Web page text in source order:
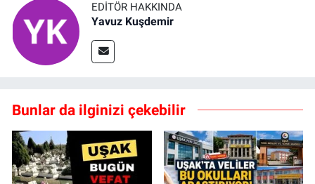
EDITÖR HAKKINDA
Yavuz Kuşdemir
Bunlar da ilginizi çekebilir